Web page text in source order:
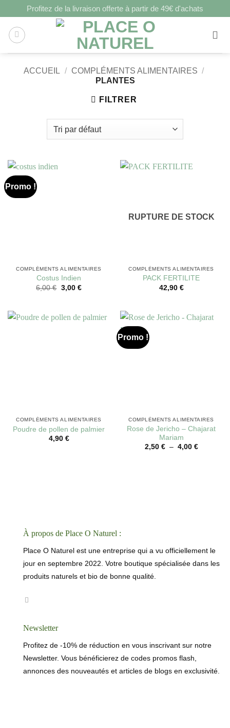
Profitez de la livraison offerte à partir de 49€ d'achats
ACCUEIL / COMPLÉMENTS ALIMENTAIRES /
PLANTES
FILTRER
Promo !
COMPLÉMENTS ALIMENTAIRES
Costus Indien
6,00€ 3,00 €
RUPTURE DE STOCK
COMPLÉMENTS ALIMENTAIRES
PACK FERTILITE
42,90 €
COMPLÉMENTS ALIMENTAIRES
Poudre de pollen de palmier
4,90 €
Promo !
COMPLÉMENTS ALIMENTAIRES
Rose de Jericho – Chajarat
Mariam
2,50 € – 4,00 €
À propos de Place O Naturel :
Place O Naturel est une entreprise qui a vu officiellement le
jour en septembre 2022. Votre boutique spécialisée dans les
produits naturels et bio de bonne qualité.
Newsletter
Profitez de -10% de réduction en vous inscrivant sur notre
Newsletter. Vous bénéficierez de codes promos flash,
annonces des nouveautés et articles de blogs en exclusivité.